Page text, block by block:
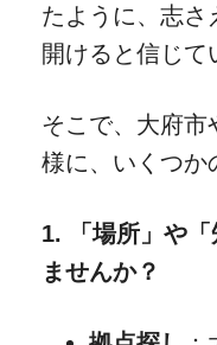
たように、志さ
開けると信じて
そこで、大府市
様に、いくつか
1. 「場所」や
ませんか？